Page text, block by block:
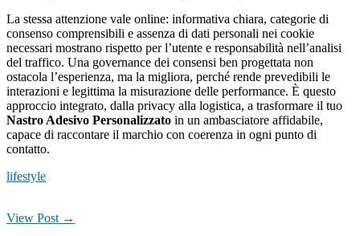
La stessa attenzione vale online: informativa chiara, categorie di
consenso comprensibili e assenza di dati personali nei cookie
necessari mostrano rispetto per l’utente e responsabilità nell’analisi
del traffico. Una governance dei consensi ben progettata non
ostacola l’esperienza, ma la migliora, perché rende prevedibili le
interazioni e legittima la misurazione delle performance. È questo
approccio integrato, dalla privacy alla logistica, a trasformare il tuo
Nastro Adesivo Personalizzato in un ambasciatore affidabile,
capace di raccontare il marchio con coerenza in ogni punto di
contatto.
lifestyle
View Post →